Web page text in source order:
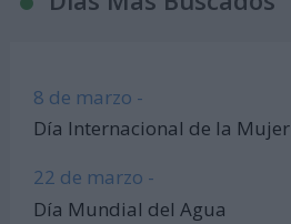
8 de marzo -
Día Internacional de la Mujer
22 de marzo -
Día Mundial del Agua